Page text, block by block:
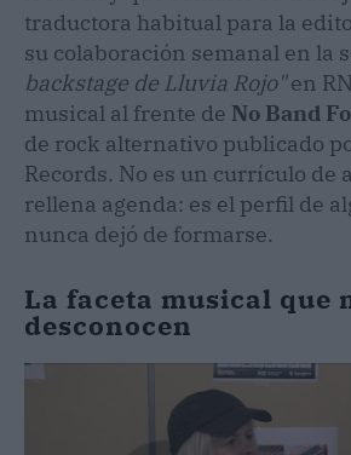
traductora habitual para la
su colaboración semanal en la
backstage de Lluvia Rojo"en
musical al frente de No Band
de rock alternativo publicado
Records. No es un currículo de
rellena agenda: es el perfil de
nunca dejó de formarse.
La faceta musical que
desconocen